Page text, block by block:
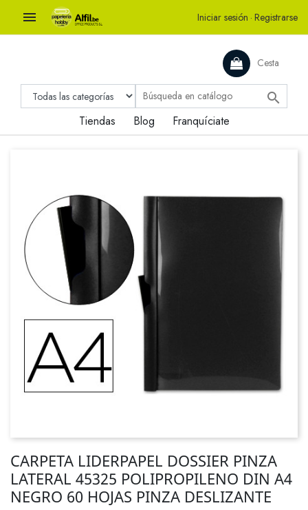
 Iniciar sesión · Registrarse
Cesta

Tiendas Blog Franquíciate
CARPETA LIDERPAPEL DOSSIER PINZA
LATERAL 45325 POLIPROPILENO DIN A4
NEGRO 60 HOJAS PINZA DESLIZANTE